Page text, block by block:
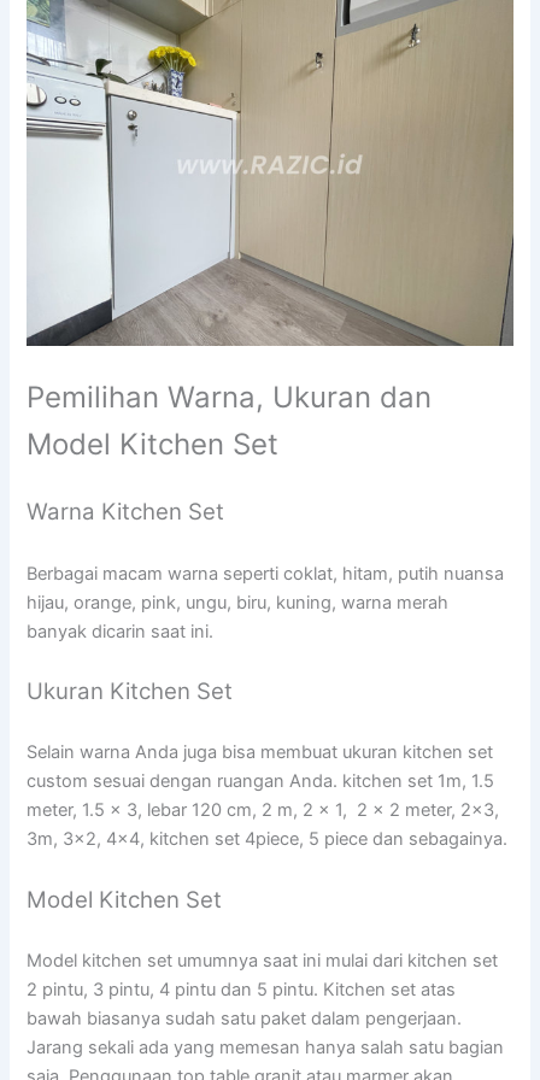
Pemilihan Warna, Ukuran dan
Model Kitchen Set
Warna Kitchen Set
Berbagai macam warna seperti coklat, hitam, putih nuansa
hijau, orange, pink, ungu, biru, kuning, warna merah
banyak dicarin saat ini.
Ukuran Kitchen Set
Selain warna Anda juga bisa membuat ukuran kitchen set
custom sesuai dengan ruangan Anda. kitchen set 1m, 1.5
meter, 1.5 x 3, lebar 120 cm, 2 m, 2 x 1, 2 x 2 meter, 2×3,
3m, 3×2, 4×4, kitchen set 4piece, 5 piece dan sebagainya.
Model Kitchen Set
Model kitchen set umumnya saat ini mulai dari kitchen set
2 pintu, 3 pintu, 4 pintu dan 5 pintu. Kitchen set atas
bawah biasanya sudah satu paket dalam pengerjaan.
Jarang sekali ada yang memesan hanya salah satu bagian